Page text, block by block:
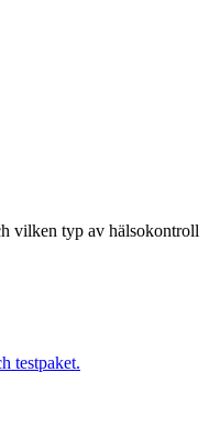
vilken typ av hälsokontroll
testpaket.